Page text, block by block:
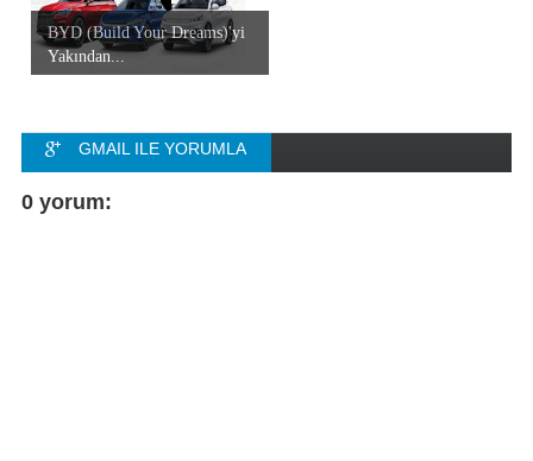
BYD (Build Your Dreams)'yi
Yakından...
GMAIL ILE YORUMLA
FACEBOOK ILE
0 yorum: